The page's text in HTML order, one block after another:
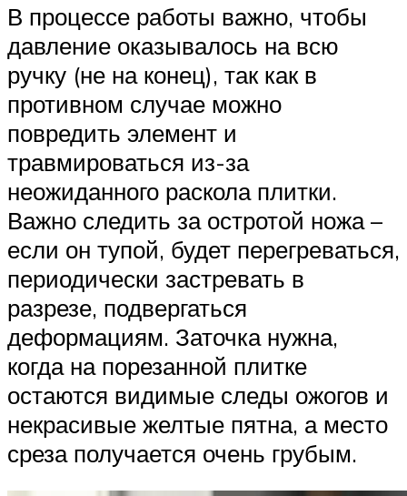
В процессе работы важно, чтобы
давление оказывалось на всю
ручку (не на конец), так как в
противном случае можно
повредить элемент и
травмироваться из-за
неожиданного раскола плитки.
Важно следить за остротой ножа –
если он тупой, будет перегреваться,
периодически застревать в
разрезе, подвергаться
деформациям. Заточка нужна,
когда на порезанной плитке
остаются видимые следы ожогов и
некрасивые желтые пятна, а место
среза получается очень грубым.